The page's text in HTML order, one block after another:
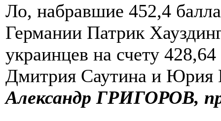
Ло, набравшие 452,4
Германии Патрик
украинцев на счету
Дмитрия Саутина и Юрия
Александр ГРИГОРОВ,